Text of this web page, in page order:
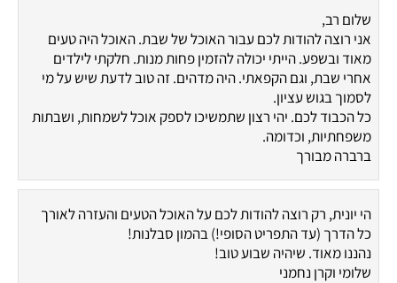
שלום רב,
אני רוצה להודות לכם עבור האוכל של שבת. האוכל היה טעים
מאוד ובשפע. הייתי יכולה להזמין פחות מנות. חלקתי לילדים
אחרי שבת, וגם הקפאתי. היה מדהים. זה טוב לדעת שיש על מי
לסמוך בגוש עציון.
כל הכבוד לכם. יהי רצון שתמשיכו לספק אוכל לשמחות, ושבתות
משפחתיות, וכדומה.
ברברה מבורך
הי יונית, רק רוצה להודות לכם על האוכל הטעים והעזרה לאורך
כל הדרך (עד התפריט הסופי!) בהמון סבלנות!
נהננו מאוד. שיהיה שבוע טוב!
שלומי וקרן נחמני